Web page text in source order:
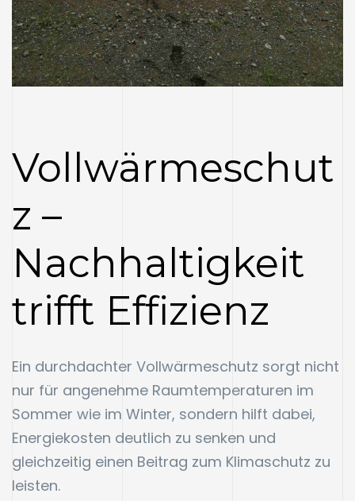
Vollwärmeschut
z –
Nachhaltigkeit
trifft Effizienz
Ein durchdachter Vollwärmeschutz sorgt nicht
nur für angenehme Raumtemperaturen im
Sommer wie im Winter, sondern hilft dabei,
Energiekosten deutlich zu senken und
gleichzeitig einen Beitrag zum Klimaschutz zu
leisten.